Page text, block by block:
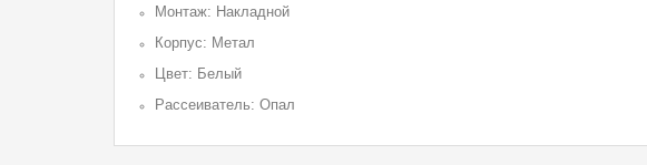
Монтаж: Накладной
Корпус: Метал
Цвет: Белый
Рассеиватель: Опал